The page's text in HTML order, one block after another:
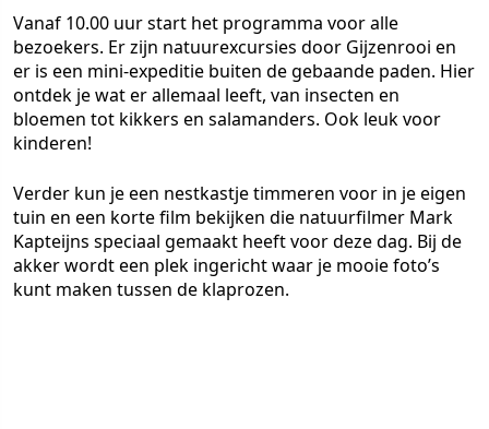
Vanaf 10.00 uur start het programma voor alle
bezoekers. Er zijn natuurexcursies door Gijzenrooi en
er is een mini-expeditie buiten de gebaande paden. Hier
ontdek je wat er allemaal leeft, van insecten en
bloemen tot kikkers en salamanders. Ook leuk voor
kinderen!
Verder kun je een nestkastje timmeren voor in je eigen
tuin en een korte film bekijken die natuurfilmer Mark
Kapteijns speciaal gemaakt heeft voor deze dag. Bij de
akker wordt een plek ingericht waar je mooie foto’s
kunt maken tussen de klaprozen.